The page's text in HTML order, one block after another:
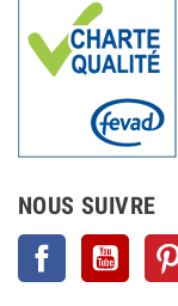
NOUS SUIVRE
Facebook